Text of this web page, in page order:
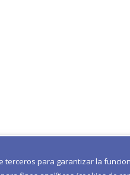
terceros para garantizar la